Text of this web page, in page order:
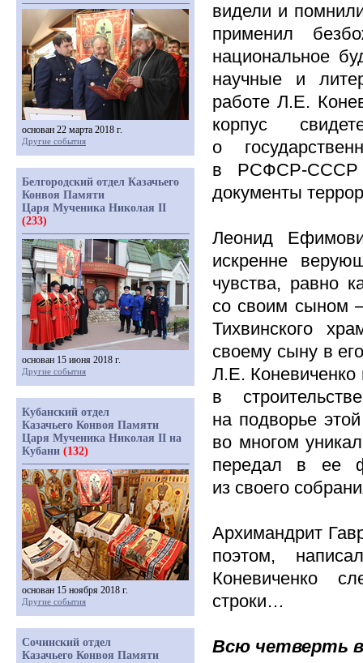
видели и
применил
национальное
научные и
работе Л.Е.
корпус
о
в РСФСР-
документы
Леонид
искренне
чувства, равно
со своим сыном
Тихвинского
своему сыну в
Л.Е. Коневиченко
в
на подворье
во многом
передал в ее
из своего
Архимандрит
поэтом,
Коневиченко
строки…
Всю четверть
основан 22 марта 2018 г.
Другие события
Белгородский отдел Казачьего
Конвоя Памяти
Царя Мученика Николая II
(233)
основан 15 июня 2018 г.
Другие события
Кубанский отдел
Казачьего Конвоя Памяти
Царя Мученика Николая II на
Кубани (132)
основан 15 ноября 2018 г.
Другие события
Сочинский отдел
Казачьего Конвоя Памяти